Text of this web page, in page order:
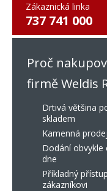
Zákaznická linka
737 741 000
Proč
firmě Weldis
Drtivá většina
skladem
Kamenná
Dodání obvykle
dne
Příkladný
zákazníkovi